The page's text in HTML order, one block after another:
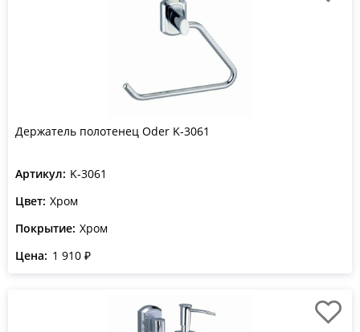
Держатель полотенец Oder K-3061
Артикул: K-3061
Цвет: Хром
Покрытие: Хром
Цена: 1 910 ₽